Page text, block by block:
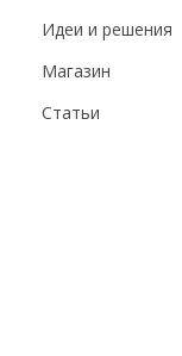
Идеи и решения
Магазин
Статьи